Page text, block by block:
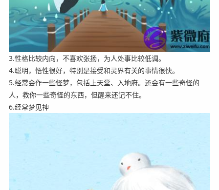
3.性格比较内向，不喜欢张扬，为人处事比较低调。
4.聪明，悟性很好，特别是接受和灵界有关的事情很快。
5.经常会作一些怪梦，包括上天堂、入地府。还会有一些奇怪的
人，教你一些奇怪的东西，但醒来还记不住。
6.经常梦见神